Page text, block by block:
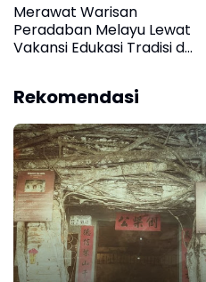
Merawat Warisan
Peradaban Melayu Lewat
Vakansi Edukasi Tradisi di
Rekomendasi